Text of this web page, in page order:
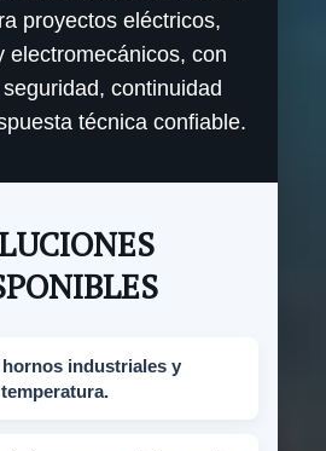
proyectos eléctricos,
electromecánicos, con
continuidad
técnica confiable.
hornos industriales y